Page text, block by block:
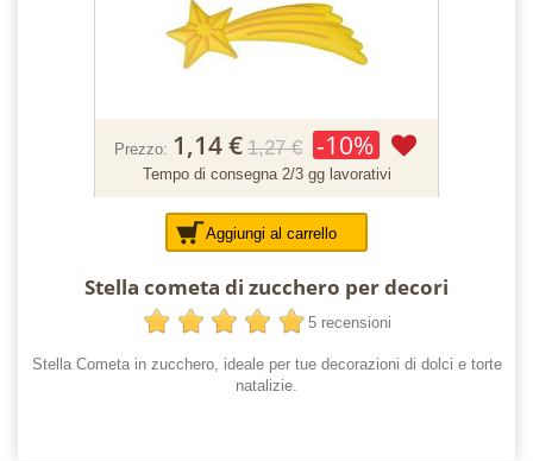
Prezzo: 1,14 € 1,27 € -10%
Tempo di consegna 2/3 gg lavorativi
Aggiungi al carrello
Stella cometa di zucchero per decori
5 recensioni
Stella Cometa in zucchero, ideale per tue decorazioni di dolci e torte
natalizie.